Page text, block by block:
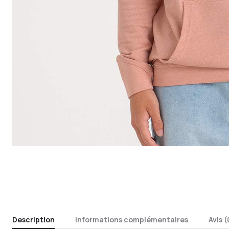
Description Informations complémentaires Avis